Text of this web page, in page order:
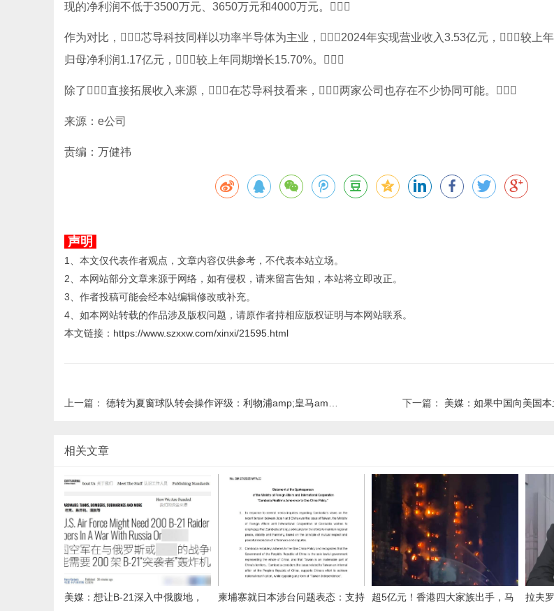
现的净利润不低于3500万元、3650万元和4000万元。
作为对比，芯导科技同样以功率半导体为主业，2024年实现营业收入3.53亿元，较上
归母净利润1.17亿元，较上年同期增长15.70%。
除了直接拓展收入来源，在芯导科技看来，两家公司也存在不少协同可能。
来源：e公司
责编：万健祎
声明
1、本文仅代表作者观点，文章内容仅供参考，不代表本站立场。
2、本网站部分文章来源于网络，如有侵权，请来留言告知，本站将立即改正。
3、作者投稿可能会经本站编辑修改或补充。
4、如本网站转载的作品涉及版权问题，请原作者持相应版权证明与本网站联系。
本文链接： https://www.szxxw.com/xinxi/21595.html
上一篇： 德转为夏窗球队转会操作评级：利物浦amp;皇马amp;加拉塔萨雷大师级 下一篇： 美媒：如果中国向美国本土开打
相关文章
美媒：想让B-21深入中俄腹地， 柬埔寨就日本涉台问题表态：支持 超5亿元！香港四大家族出手，马 拉夫